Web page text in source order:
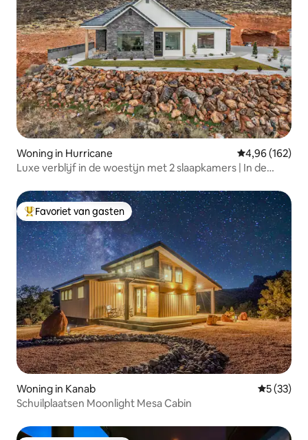
Woning in Hurricane Gemiddelde
4,96 (162)
Luxe verblijf in de woestijn met 2 slaapkamers | In de
Topfavoriet van gasten
Favoriet van gasten
Woning in Kanab
5 (33)
Schuilplaatsen Moonlight Mesa Cabin